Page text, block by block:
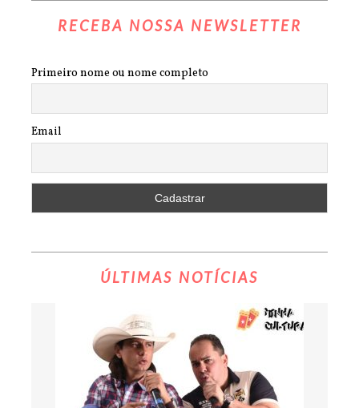
RECEBA NOSSA NEWSLETTER
Primeiro nome ou nome completo
Email
ÚLTIMAS NOTÍCIAS